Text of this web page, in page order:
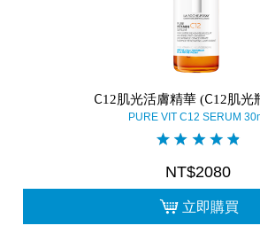
C12肌光活膚精華 (C12肌光
PURE VIT C12 SERUM
NT$2080
立即購買